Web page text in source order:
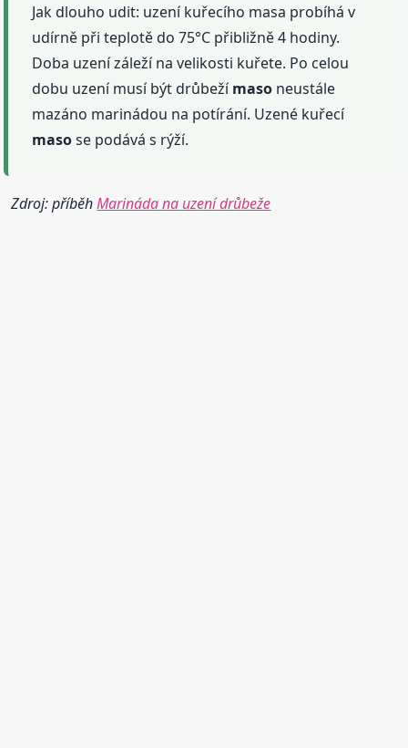
Jak dlouho udit: uzení kuřecího masa probíhá v
udírně při teplotě do 75°C přibližně 4 hodiny.
Doba uzení záleží na velikosti kuřete. Po celou
dobu uzení musí být drůbežímaso neustále
mazáno marinádou na potírání. Uzené kuřecí
masose podává s rýží.
Zdroj: příběhMarináda na uzení drůbeže